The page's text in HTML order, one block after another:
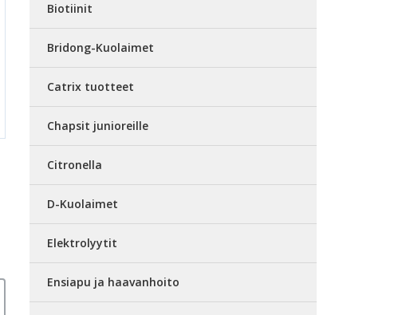
Biotiinit
Bridong-Kuolaimet
Catrix tuotteet
Chapsit junioreille
Citronella
D-Kuolaimet
Elektrolyytit
Ensiapu ja haavanhoito